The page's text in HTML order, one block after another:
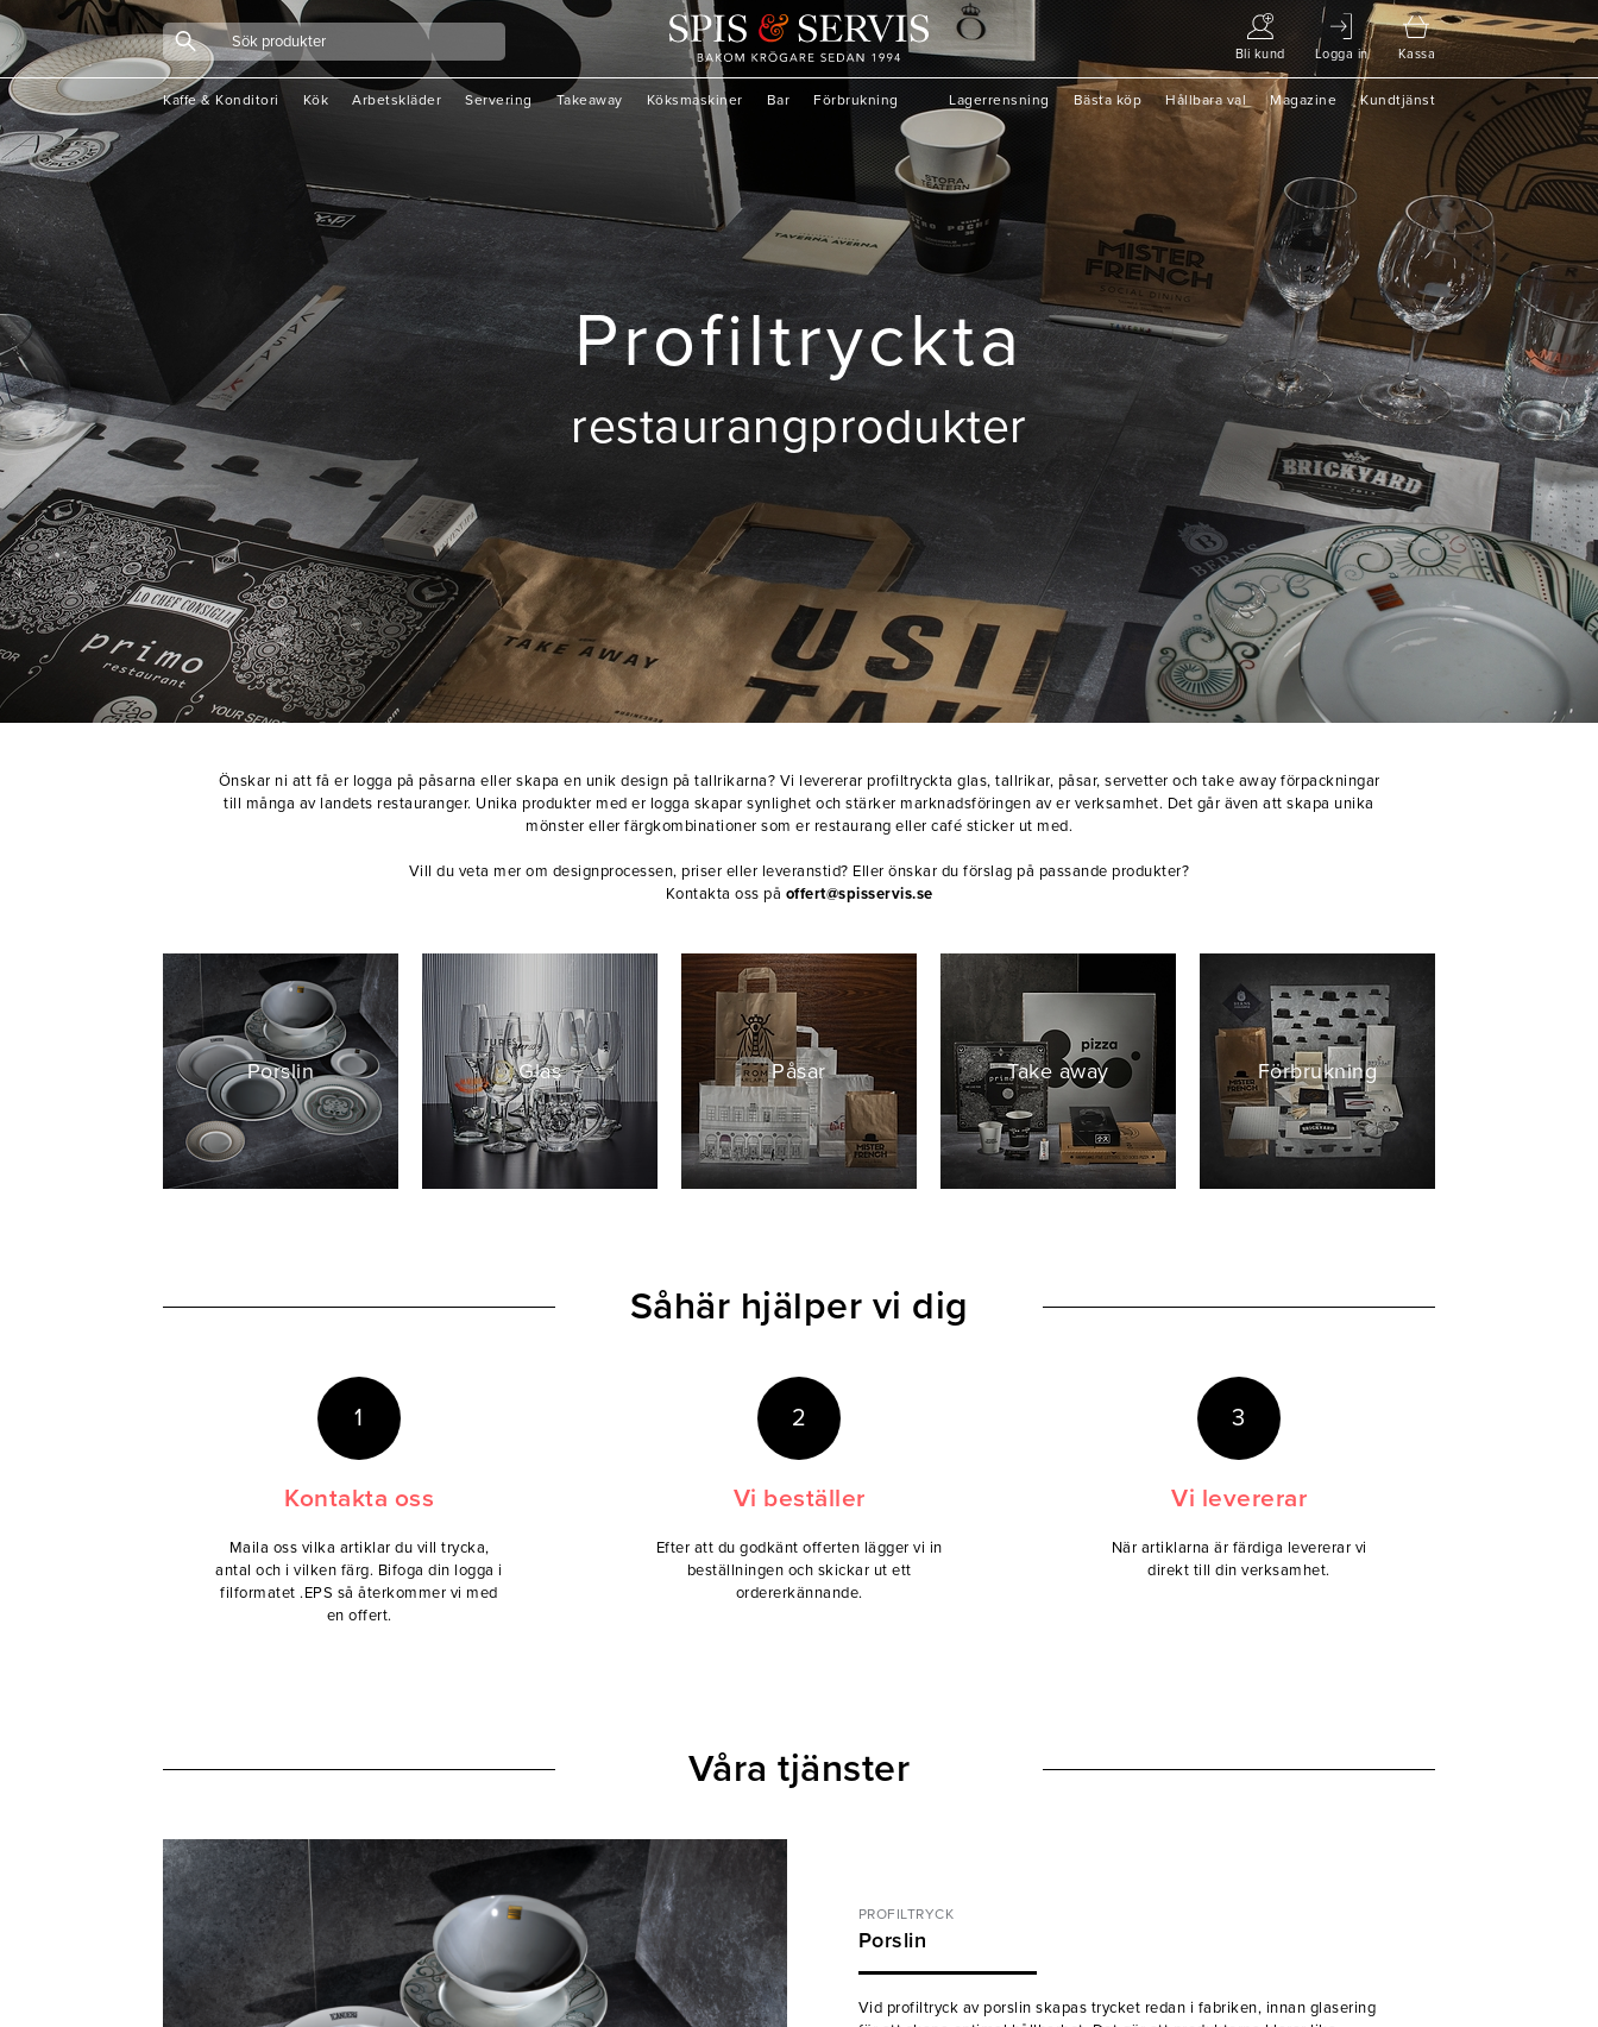
Bli kund Logga in Kassa
Kaffe & Konditori Kök Arbetskläder Servering Takeaway Köksmaskiner Bar Förbrukning Lagerrensning Bästa köp Hållbara val Magazine Kundtjänst
Profiltryckta
restaurangprodukter
Önskar ni att få er logga på påsarna eller skapa en unik design på tallrikarna? Vi levererar profiltryckta glas, tallrikar, påsar, servetter och take away förpackningar
till många av landets restauranger. Unika produkter med er logga skapar synlighet och stärker marknadsföringen av er verksamhet. Det går även att skapa unika
mönster eller färgkombinationer som er restaurang eller café sticker ut med.
Vill du veta mer om designprocessen, priser eller leveranstid? Eller önskar du förslag på passande produkter?
Kontakta oss på offert@spisservis.se
Porslin Glas Påsar Take away Förbrukning
Såhär hjälper vi dig
1
Kontakta oss
Maila oss vilka artiklar du vill trycka,
antal och i vilken färg. Bifoga din logga i
filformatet .EPS så återkommer vi med
en offert.
2
Vi beställer
Efter att du godkänt offerten lägger vi in
beställningen och skickar ut ett
ordererkännande.
3
Vi levererar
När artiklarna är färdiga levererar vi
direkt till din verksamhet.
Våra tjänster
PROFILTRYCK
Porslin
Vid profiltryck av porslin skapas trycket redan i fabriken, innan glasering